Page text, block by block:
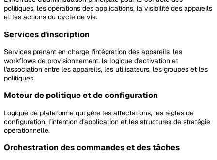
politiques, les opérations des applications, la visibilité des appareils
et les actions du cycle de vie.
Services d'inscription
Services prenant en charge l'intégration des appareils, les
workflows de provisionnement, la logique d'activation et
l'association entre les appareils, les utilisateurs, les groupes et les
politiques.
Moteur de politique et de configuration
Logique de plateforme qui gère les affectations, les règles de
configuration, l'intention d'application et les structures de stratégie
opérationnelle.
Orchestration des commandes et des tâches